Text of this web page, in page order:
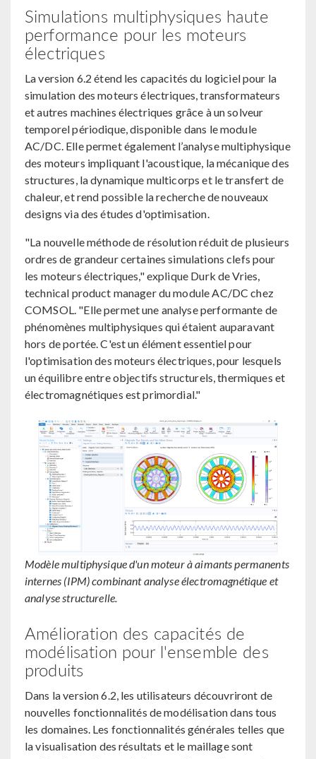
Simulations multiphysiques haute
performance pour les moteurs
électriques
La version 6.2 étend les capacités du logiciel pour la
simulation des moteurs électriques, transformateurs
et autres machines électriques grâce à un solveur
temporel périodique, disponible dans le module
AC/DC. Elle permet également l’analyse multiphysique
des moteurs impliquant l'acoustique, la mécanique des
structures, la dynamique multicorps et le transfert de
chaleur, et rend possible la recherche de nouveaux
designs via des études d'optimisation.
"La nouvelle méthode de résolution réduit de plusieurs
ordres de grandeur certaines simulations clefs pour
les moteurs électriques," explique Durk de Vries,
technical product manager du module AC/DC chez
COMSOL. "Elle permet une analyse performante de
phénomènes multiphysiques qui étaient auparavant
hors de portée. C'est un élément essentiel pour
l'optimisation des moteurs électriques, pour lesquels
un équilibre entre objectifs structurels, thermiques et
électromagnétiques est primordial."
Modèle multiphysique d'un moteur à aimants permanents
internes (IPM) combinant analyse électromagnétique et
analyse structurelle.
Amélioration des capacités de
modélisation pour l'ensemble des
produits
Dans la version 6.2, les utilisateurs découvriront de
nouvelles fonctionnalités de modélisation dans tous
les domaines. Les fonctionnalités générales telles que
la visualisation des résultats et le maillage sont